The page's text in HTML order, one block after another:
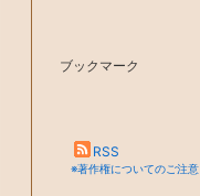
ブックマーク
RSS
※著作権についてのご注意